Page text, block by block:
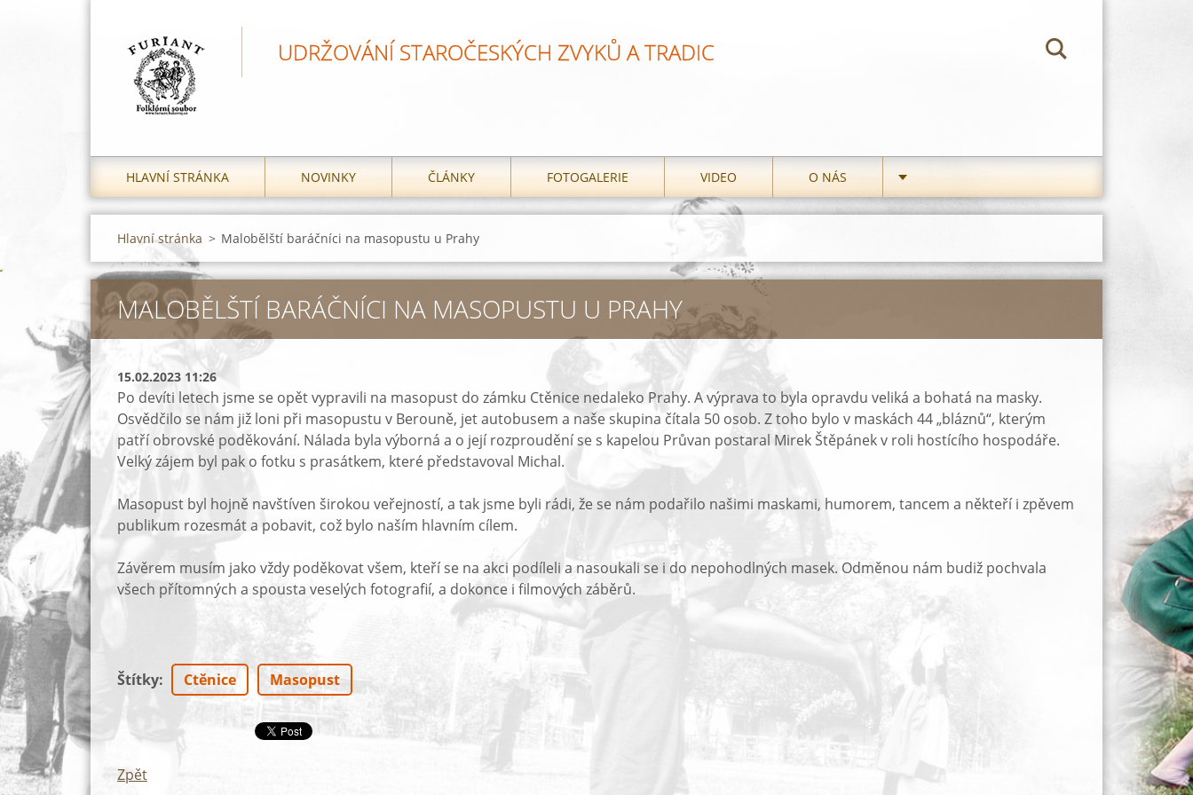
UDRŽOVÁNÍ STAROČESKÝCH ZVYKŮ A TRADIC
HLAVNÍ STRÁNKA NOVINKY ČLÁNKY FOTOGALERIE VIDEO O NÁS
Hlavní stránka > Malobělští baráčníci na masopustu u Prahy
MALOBĚLŠTÍ BARÁČNÍCI NA MASOPUSTU U PRAHY
15.02.2023 11:26
Po devíti letech jsme se opět vypravili na masopust do zámku Ctěnice nedaleko Prahy. A výprava to byla opravdu veliká a bohatá na masky.
Osvědčilo se nám již loni při masopustu v Berouně, jet autobusem a naše skupina čítala 50 osob. Z toho bylo v maskách 44 „bláznů“, kterým
patří obrovské poděkování. Nálada byla výborná a o její rozproudění se s kapelou Průvan postaral Mirek Štěpánek v roli hostícího hospodáře.
Velký zájem byl pak o fotku s prasátkem, které představoval Michal.
Masopust byl hojně navštíven širokou veřejností, a tak jsme byli rádi, že se nám podařilo našimi maskami, humorem, tancem a někteří i zpěvem
publikum rozesmát a pobavit, což bylo naším hlavním cílem.
Závěrem musím jako vždy poděkovat všem, kteří se na akci podíleli a nasoukali se i do nepohodlných masek. Odměnou nám budiž pochvala
všech přítomných a spousta veselých fotografií, a dokonce i filmových záběrů.
Štítky: Ctěnice Masopust
Zpět